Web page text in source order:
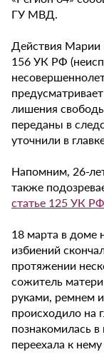
ГУ МВД.
Действия Марии
156 УК РФ
лишения
переданы в
уточнили в
Напомним, 26-
также
статье 125 УК РФ
18 марта в доме
избиений
протяжении
сожитель
руками, ремнем
происходило на
познакомилась
переехала к